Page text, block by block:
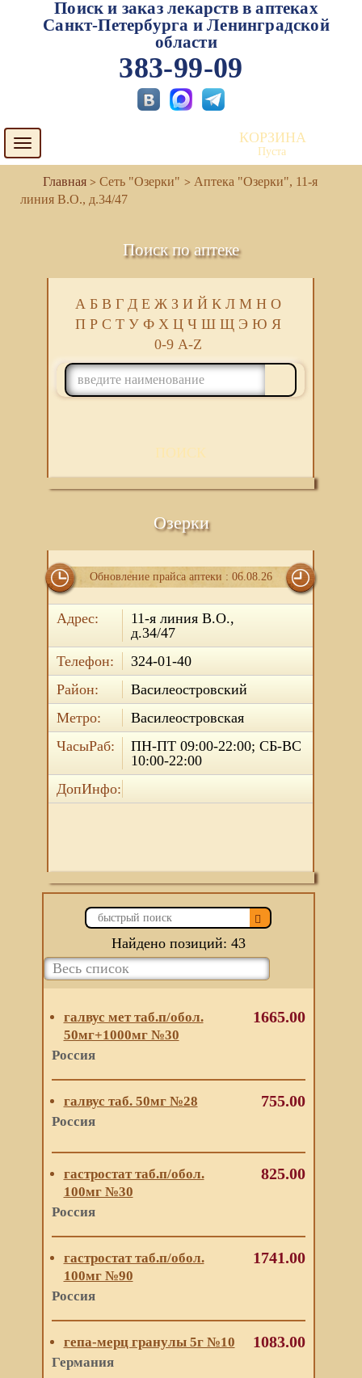
Поиск и заказ лекарств в аптеках
Санкт-Петербурга и Ленинградской
области
383-99-09
Toggle
navigation
КОРЗИНА
Пуста
Сеть "Озерки"
Аптека "Озерки", 11-я
линия В.О., д.34/47
Поиск по аптеке
А Б В Г Д Е Ж З И Й К Л М Н О
П Р С Т У Ф Х Ц Ч Ш Щ Э Ю Я
0-9 A-Z
ПОИСК
Озерки
Обновление прайса аптеки : 06.08.26
Адрес:
11-я линия В.О.,
д.34/47
Телефон:
324-01-40
Район:
Василеостровский
Метро:
Василеостровская
ЧасыРаб:
ПН-ПТ 09:00-22:00; СБ-ВС
10:00-22:00
ДопИнфо:
Найдено позиций: 43
галвус мет таб.п/обол.
50мг+1000мг №30
Россия
1665.00
галвус таб. 50мг №28
Россия
755.00
гастростат таб.п/обол.
100мг №30
Россия
825.00
гастростат таб.п/обол.
100мг №90
Россия
1741.00
гепа-мерц гранулы 5г №10
Германия
1083.00